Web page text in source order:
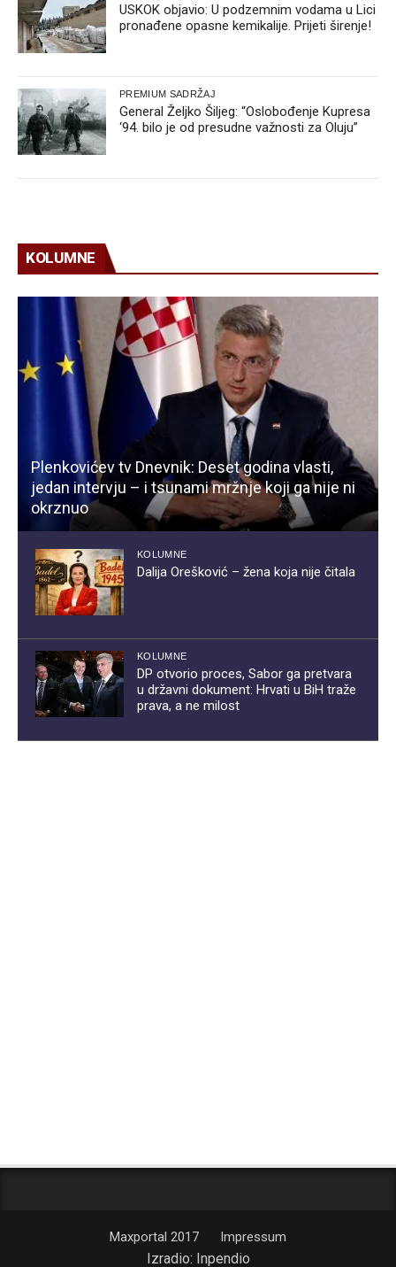
USKOK objavio: U podzemnim vodama u Lici
pronađene opasne kemikalije. Prijeti širenje!
PREMIUM SADRŽAJ
General Željko Šiljeg: “Oslobođenje Kupresa
‘94. bilo je od presudne važnosti za Oluju”
KOLUMNE
Plenkovićev tv Dnevnik: Deset godina vlasti,
jedan intervju – i tsunami mržnje koji ga nije ni
okrznuo
KOLUMNE
Dalija Orešković – žena koja nije čitala
KOLUMNE
DP otvorio proces, Sabor ga pretvara
u državni dokument: Hrvati u BiH traže
prava, a ne milost
Maxportal 2017 Impressum
Izradio: Inpendio